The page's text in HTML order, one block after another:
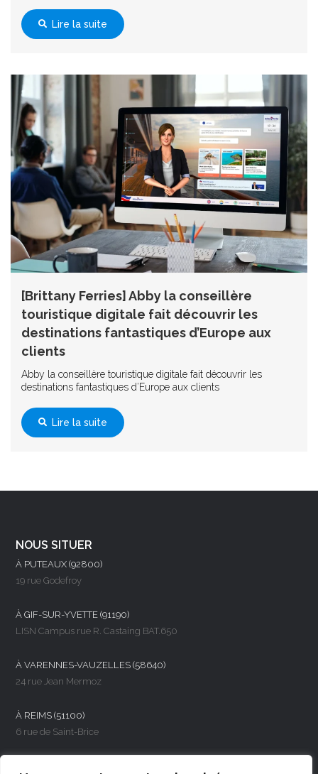
Lire la suite
[Brittany Ferries] Abby la conseillère
touristique digitale fait découvrir les
destinations fantastiques d’Europe aux
clients
Abby la conseillère touristique digitale fait découvrir les
destinations fantastiques d’Europe aux clients
Lire la suite
NOUS SITUER
À PUTEAUX (92800)
19 rue Godefroy
À GIF-SUR-YVETTE (91190)
LISN Campus rue R. Castaing BAT.650
À VARENNES-VAUZELLES (58640)
24 rue Jean Mermoz
À REIMS (51100)
6 rue de Saint-Brice